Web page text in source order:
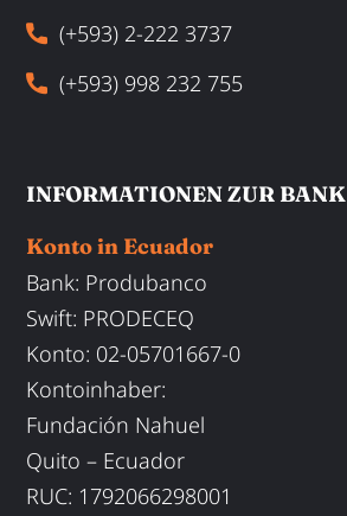
(+593) 2-222 3737
(+593) 998 232 755
INFORMATIONEN ZUR BANK
Konto in Ecuador
Bank: Produbanco
Swift: PRODECEQ
Konto: 02-05701667-0
Kontoinhaber:
Fundación Nahuel
Quito – Ecuador
RUC: 1792066298001